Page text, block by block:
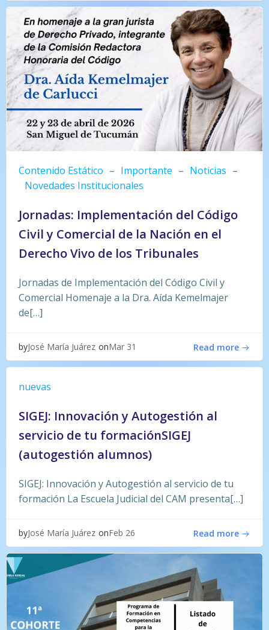
Contenido Estático – Importante – Noticias –
Novedades Institucionales
Jornadas: Implementación del Código
Civil y Comercial de la Nación en el
Derecho Vivo de los Tribunales
Jornadas de Implementación del Código Civil y
Comercial Homenaje a la Dra. Aída Kemelmajer
de[…]
byJosé María Juárez onMar 31 Read more
nuevas
SIGEJ: Innovación y Autogestión al
servicio de tu formaciónSIGEJ
(autogestión alumnos)
SIGEJ: Innovación y Autogestión al servicio de tu
formación La Escuela Judicial del CAM presenta[…]
byJosé María Juárez onFeb 26 Read more